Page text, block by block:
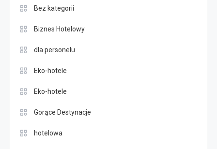
Bez kategorii
Biznes Hotelowy
dla personelu
Eko-hotele
Eko-hotele
Gorące Destynacje
hotelowa